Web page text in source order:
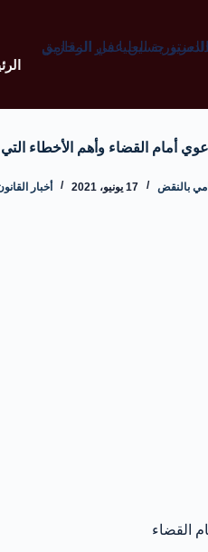
أمام القضاء وأهم الأخطاء
بالنقض 17 يونيو، 2021 أخبار